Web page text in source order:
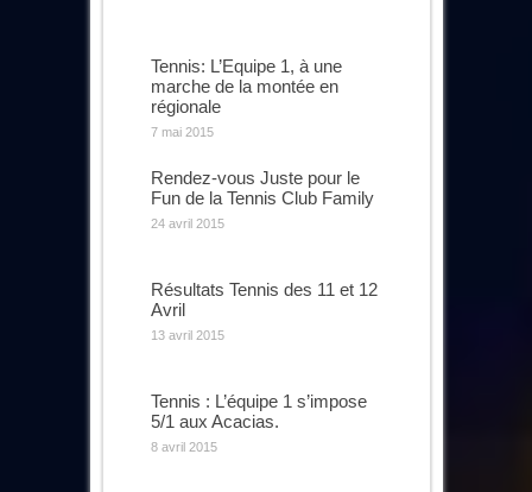
Tennis: L’Equipe 1, à une
marche de la montée en
régionale
7 mai 2015
Rendez-vous Juste pour le
Fun de la Tennis Club Family
24 avril 2015
Résultats Tennis des 11 et 12
Avril
13 avril 2015
Tennis : L’équipe 1 s’impose
5/1 aux Acacias.
8 avril 2015